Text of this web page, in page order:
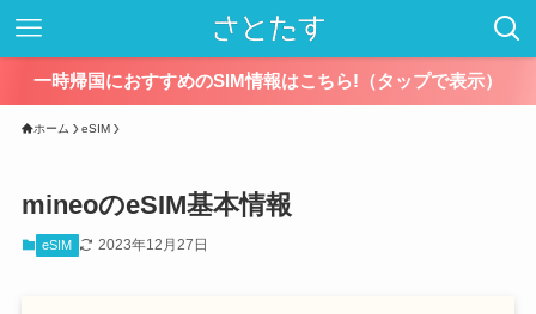
一時帰国におすすめのSIM情報はこちら!（タップで表示）
ホーム eSIM
mineoのeSIM基本情報
eSIM 2023年12月27日